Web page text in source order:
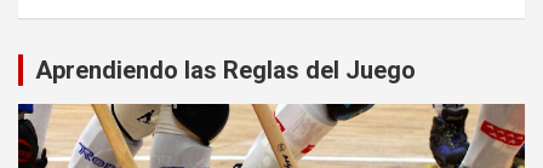
Aprendiendo las Reglas del Juego